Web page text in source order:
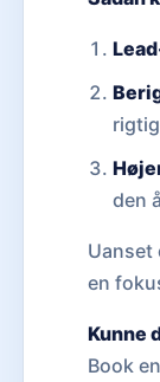
den
Uanset
en
Kunne
Book